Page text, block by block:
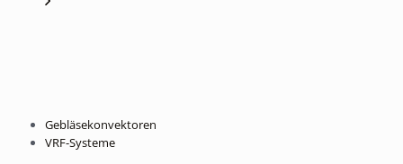
Gebläsekonvektoren
VRF-Systeme